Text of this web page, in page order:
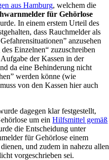
aus Hamburg, welchem die
für Gehörlose
In einem erstem Urteil des
dass Rauchmelder als
anzusehen
Einzelnen“ zuzuschreiben
der Kassen in der
da eine Behinderung nicht
werden könne (wie
von den Kassen hier auch
dagegen klar festgestellt,
um einHilfsmittel gemäß
die Entscheidung unter
für Gehörlose einem
und zudem in nahezu allen
vorgeschrieben sei.